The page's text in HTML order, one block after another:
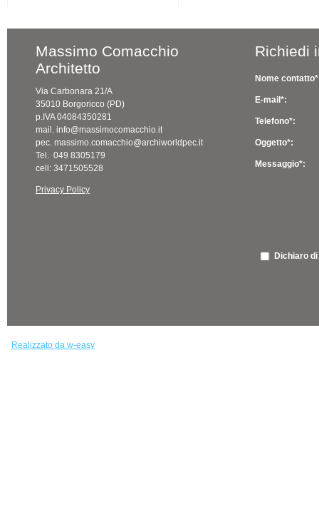
Massimo Comacchio
Architetto
Via Carbonara 21/A
35010 Borgoricco (PD)
p.IVA 04084350281
mail. info@massimocomacchio.it
pec. massimo.comacchio@archiworldpec.it
Tel. 049 8305179
cell: 3471505528
Privacy Policy
Richiedi
Nome
E-mail*:
Telefono*:
Oggetto*:
Messaggio*:
Dichiaro
Realizzato da w-easy